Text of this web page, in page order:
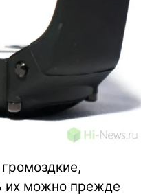
их можно прежде